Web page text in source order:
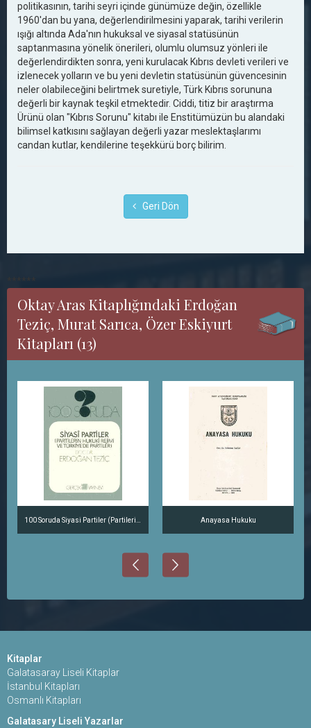
politikasının, tarihi seyri içinde günümüze değin, özellikle
1960'dan bu yana, değerlendirilmesini yaparak, tarihi verilerin
ışığı altında Ada'nın hukuksal ve siyasal statüsünün
saptanmasına yönelik önerileri, olumlu olumsuz yönleri ile
değerlendirdikten sonra, yeni kurulacak Kıbrıs devleti verileri ve
izlenecek yolların ve bu yeni devletin statüsünün güvencesinin
neler olabileceğini belirtmek suretiyle, Türk Kıbrıs sorununa
değerli bir kaynak teşkil etmektedir. Ciddi, titiz bir araştırma
Ürünü olan "Kıbrıs Sorunu" kitabı ile Enstitümüzün bu alandaki
bilimsel katkısını sağlayan değerli yazar meslektaşlarımı
candan kutlar, kendilerine teşekkürü borç bilirim.
Geri Dön
******
Oktay Aras Kitaplığındaki Erdoğan
Teziç, Murat Sarıca, Özer Eskiyurt
Kitapları (13)
Anayasa Hukuku
Kitaplar
Galatasaray Liseli Kitaplar
İstanbul Kitapları
Osmanlı Kitapları
Galatasary Liseli Yazarlar